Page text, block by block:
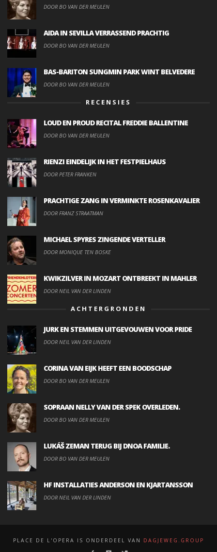
DOOR BO VAN DER MEULEN
AIDA IN SEVILLA VERRASSEND PRACHTIG
DOOR BO VAN DER MEULEN
BAS-BARITON SUNGMIN PARK WINT BELVEDERE
DOOR BO VAN DER MEULEN
RECENSIES
LOUD EN PROUD RECITAL FREDDIE BALLENTINE
DOOR BO VAN DER MEULEN
RIENZI EINDELIJK IN HET FESTPIELHAUS
DOOR PETER FRANKEN
PRACHTIGE ZANG IN VERMINKTE ROSENKAVALIER
DOOR FRANZ STRAATMAN
MICHAEL SPYRES ZINGENDE VERTELLER
DOOR MONIQUE TEN BOSKE
KWIKZILVER IN MOZART ONTBREEKT IN MAHLER
DOOR NEIL VAN DER LINDEN
ACHTERGRONDEN
JURK EN STEMMEN UITGEVOUWEN VOOR PRIDE
DOOR NEIL VAN DER LINDEN
CORINA VAN EIJK HEEFT EEN BOODSCHAP
DOOR BO VAN DER MEULEN
SOPRAAN NELLY VAN DER SPEK OVERLEDEN.
DOOR BO VAN DER MEULEN
LUKÁŠ ZEMAN TERUG BIJ DNOA FAMILIE.
DOOR BO VAN DER MEULEN
HF INSTALLATIES ANDERSON EN KJARTANSSON
DOOR NEIL VAN DER LINDEN
PLACE DE L'OPERA IS ONDERDEEL VAN DAGJEWEG.GROUP